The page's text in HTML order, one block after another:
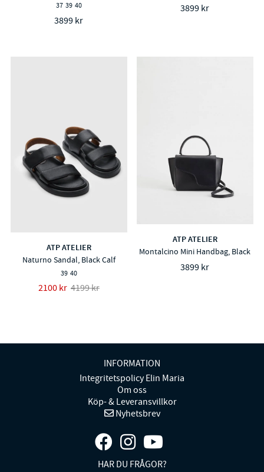
37 39 40
3899 kr
3899 kr
ATP ATELIER
Naturno Sandal, Black Calf
39 40
2100 kr 4199 kr
ATP ATELIER
Montalcino Mini Handbag, Black
3899 kr
INFORMATION
Integritetspolicy Elin Maria
Om oss
Köp- & Leveransvillkor
Nyhetsbrev
HAR DU FRÅGOR?